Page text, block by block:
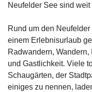
Neufelder See sind
Rund um den
einem Erlebnisurlaub
Radwandern,
und Gastlichkeit. Viele
Schaugärten, der
einiges zu nennen,